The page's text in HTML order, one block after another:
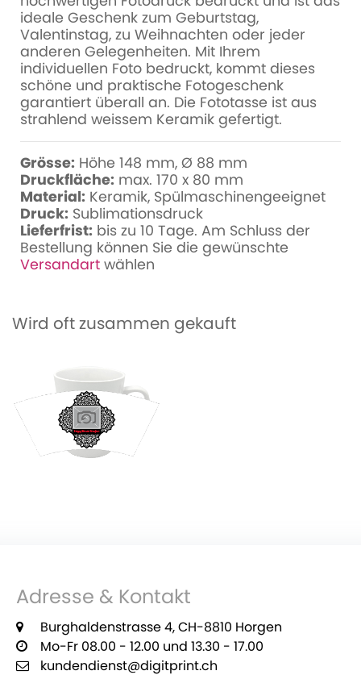
ideale Geschenk zum Geburtstag,
Valentinstag, zu Weihnachten oder jeder
anderen Gelegenheiten. Mit Ihrem
individuellen Foto bedruckt, kommt dieses
schöne und praktische Fotogeschenk
garantiert überall an. Die Fototasse ist aus
strahlend weissem Keramik gefertigt.
Grösse: Höhe 148 mm, Ø 88 mm
Druckfläche: max. 170 x 80 mm
Material: Keramik, Spülmaschinengeeignet
Druck: Sublimationsdruck
Lieferfrist: bis zu 10 Tage. Am Schluss der
Bestellung können Sie die gewünschte
Versandart wählen
Wird oft zusammen gekauft
Adresse & Kontakt
Burghaldenstrasse 4, CH-8810 Horgen
Mo-Fr 08.00 - 12.00 und 13.30 - 17.00
kundendienst@digitprint.ch